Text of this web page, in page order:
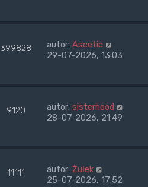
399828 autor: Ascetic
29-07-2026, 13:03
9120 autor: sisterhood
28-07-2026, 21:49
11111 autor: Żułek
25-07-2026, 17:52